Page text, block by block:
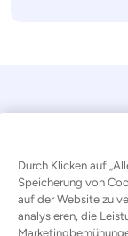
© 2026
Durch Klicken auf
Speicherung von
auf der Website zu
analysieren, die